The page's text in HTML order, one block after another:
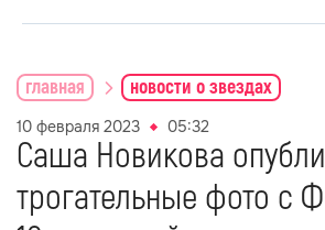
главная новости о звездах
10 февраля 2023 05:32
Саша Новикова
трогательные фото с